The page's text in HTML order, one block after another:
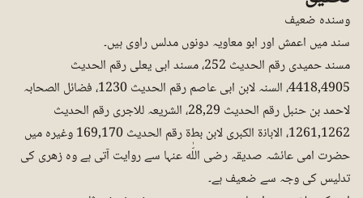
وسندہ ضعیف
سند میں اعمش اور ابو معاویہ دونوں مدلس راوی ہیں۔
مسند حمیدی رقم الحدیث 252، مسند ابی یعلی رقم الحدیث
4418,4905، السنہ لابن ابی عاصم رقم الحدیث 1230، فضائل الصحابہ
لاحمد بن حنبل رقم الحدیث 28,29، الشریعہ للاجری رقم الحدیث
1261,1262، الابانۃ الکبری لابن بطۃ رقم الحدیث 169,170 وغیرہ میں
حضرت امی عائشہ صدیقہ رضی اللّٰه عنہا سے روایت آتی ہے وہ زھری کی
تدلیس کی وجہ سے ضعیف ہے۔